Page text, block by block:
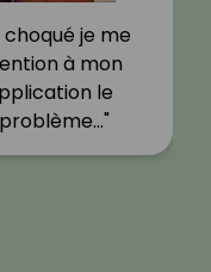
choqué je me
à mon
le